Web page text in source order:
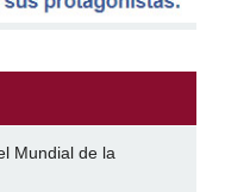
Mundial de la